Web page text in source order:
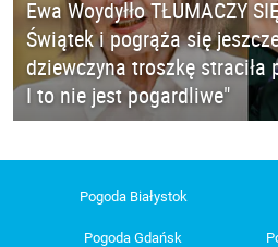
Ewa Woydyłło TŁUMACZY
Świątek i pogrąża się
dziewczyna troszkę straciła
I to nie jest pogardliwe"
Pogoda Białystok
Pogoda Gdańsk